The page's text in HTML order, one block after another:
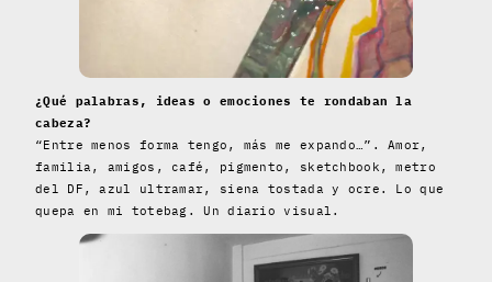
¿Qué palabras, ideas o emociones te rondaban la
cabeza?
“Entre menos forma tengo, más me expando…”. Amor,
familia, amigos, café, pigmento, sketchbook, metro
del DF, azul ultramar, siena tostada y ocre. Lo que
quepa en mi totebag. Un diario visual.